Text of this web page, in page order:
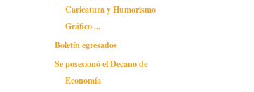
Caricatura y Humorismo
Gráfico ...
Boletín egresados
Se posesionó el Decano de
Economía